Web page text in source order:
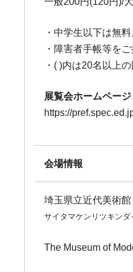
・中学生以下は無料
・障害者手帳等を
・( )内は20名以上の
展覧会ホームページ
https://
会場情報
埼玉県立近代美術館
サイタマケンリツキンダ
The Museum of